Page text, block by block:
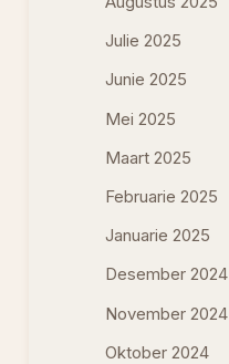
Julie 2025
Junie 2025
Mei 2025
Maart 2025
Februarie 2025
Januarie 2025
Desember 2024
November 2024
Oktober 2024